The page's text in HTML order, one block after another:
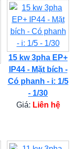
15 kw 3pha EP+
IP44 - Mặt bích -
Có phanh - i: 1/5
- 1/30
Giá: Liên hệ